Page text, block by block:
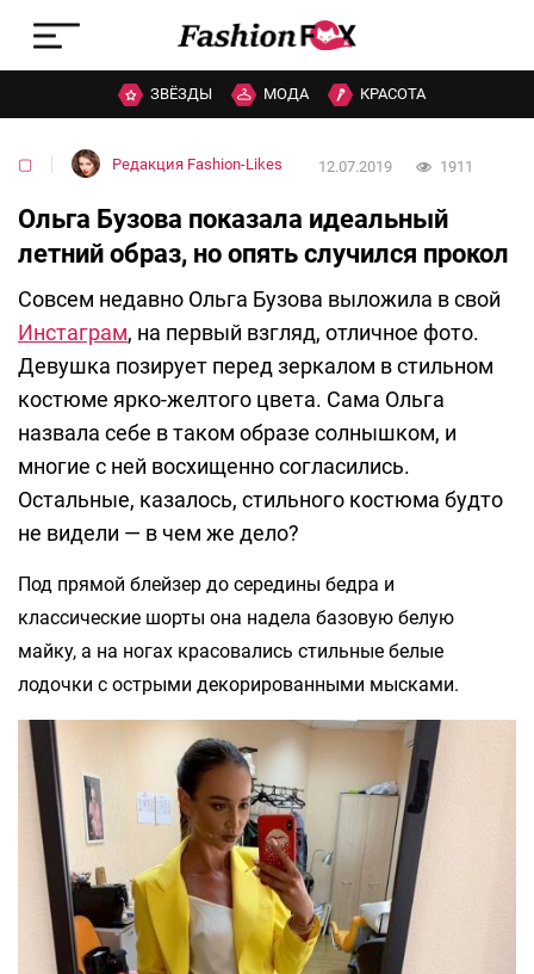
ЗВЁЗДЫ МОДА КРАСОТА
▢ Редакция Fashion-Likes 12.07.2019 1911
Ольга Бузова показала идеальный
летний образ, но опять случился прокол
Совсем недавно Ольга Бузова выложила в свой
Инстаграм, на первый взгляд, отличное фото.
Девушка позирует перед зеркалом в стильном
костюме ярко-желтого цвета. Сама Ольга
назвала себе в таком образе солнышком, и
многие с ней восхищенно согласились.
Остальные, казалось, стильного костюма будто
не видели — в чем же дело?
Под прямой блейзер до середины бедра и
классические шорты она надела базовую белую
майку, а на ногах красовались стильные белые
лодочки с острыми декорированными мысками.